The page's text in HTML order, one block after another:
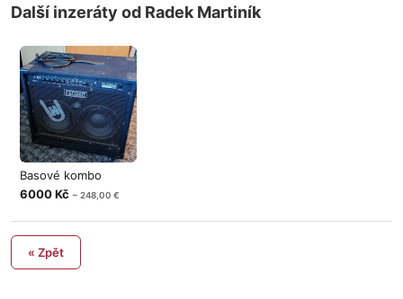
Další inzeráty od Radek Martiník
Basové kombo
6000 Kč ~ 248,00 €
« Zpět